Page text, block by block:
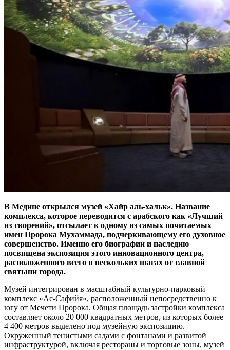
В Медине открылся музей «Хайр аль-хальк». Название
комплекса, которое переводится с арабского как «Лучший
из творений», отсылает к одному из самых почитаемых
имен Пророка Мухаммада, подчеркивающему его духовное
совершенство. Именно его биографии и наследию
посвящена экспозиция этого инновационного центра,
расположенного всего в нескольких шагах от главной
святыни города.
Музей интегрирован в масштабный культурно-парковый
комплекс «Ас-Сафийя», расположенный непосредственно к
югу от Мечети Пророка. Общая площадь застройки комплекса
составляет около 20 000 квадратных метров, из которых более
4 400 метров выделено под музейную экспозицию.
Окруженный тенистыми садами с фонтанами и развитой
инфраструктурой, включая рестораны и торговые зоны, музей